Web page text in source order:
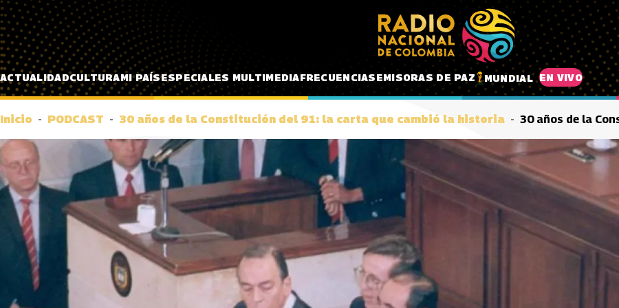
Pasar al contenido principal
ACTUALIDADCULTURAMI PAÍSESPECIALES MULTIMEDIAFRECUENCIASEMISORAS DE PAZ MUNDIAL EN VIVO
Inicio PODCAST 30 años de la Constitución del 91: la carta que cambió la historia 30 años de la